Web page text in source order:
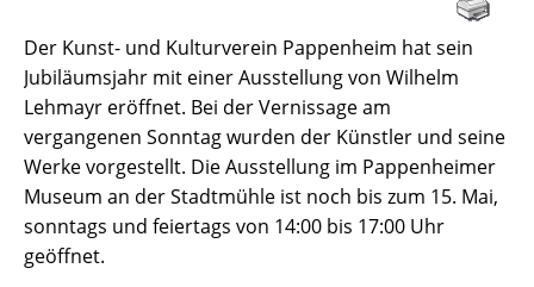
Der Kunst- und Kulturverein Pappenheim hat sein
Jubiläumsjahr mit einer Ausstellung von Wilhelm
Lehmayr eröffnet. Bei der Vernissage am
vergangenen Sonntag wurden der Künstler und seine
Werke vorgestellt. Die Ausstellung im Pappenheimer
Museum an der Stadtmühle ist noch bis zum 15. Mai,
sonntags und feiertags von 14:00 bis 17:00 Uhr
geöffnet.